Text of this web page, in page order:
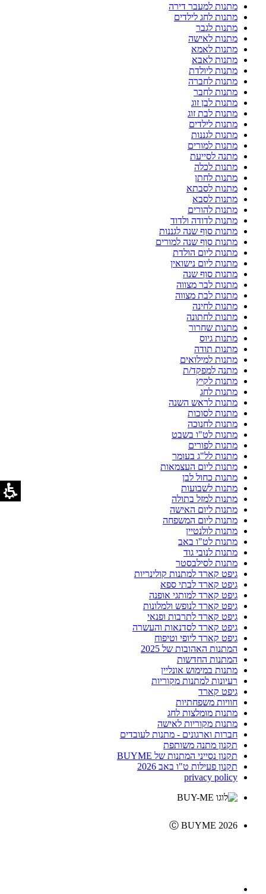
מתנות למעבר דירה
מתנות לחג לילדים
מתנות לגבר
מתנות לאישה
מתנות לאמא
מתנות לאבא
מתנות ליולדת
מתנות לחברה
מתנות לחבר
מתנות לבן זוג
מתנות לבת זוג
מתנות לילדים
מתנות לגננות
מתנות למורים
מתנה לסייעת
מתנות לכלה
מתנות לחתן
מתנות לסבתא
מתנות לסבא
מתנות להורים
מתנות לדודה ולדוד
מתנות סוף שנה לגננות
מתנות סוף שנה למורים
מתנות ליום הולדת
מתנות ליום נישואין
מתנות סוף שנה
מתנות לבר מצווה
מתנות לבת מצווה
מתנות לחינה
מתנות לחתונה
מתנות שחרור
מתנות גיוס
מתנות תודה
מתנות למילואים
מתנה למפקד/ת
מתנות לקיץ
מתנות לחג
מתנות לראש השנה
מתנות לסוכות
מתנות לחנוכה
מתנות לט"ו בשבט
מתנות לפורים
מתנות לל"ג בעומר
מתנות ליום העצמאות
מתנות כחול לבן
מתנות לשבועות
מתנות למזל בתולה
מתנות ליום האישה
מתנות ליום המשפחה
מתנות לולנטיין
מתנות לט"ו באב
מתנות לנובי גוד
מתנות לסילבסטר
גיפט קארד למתנות קולינריות
גיפט קארד לבתי ספא
גיפט קארד למותגי אופנה
גיפט קארד לנופש ולמלונות
גיפט קארד לתרבות ופנאי
גיפט קארד לסדנאות והעשרה
גיפט קארד ליופי וטיפוח
המתנות האהובות של 2025
המתנות החדשות
מתנות במימוש אונליין
רעיונות למתנות מקוריות
גיפט קארד
חוויות משפחתיות
מתנות מומלצות לחג
מתנות מקוריות לאישה
חברות וארגונים - מתנות לעובדים
תקנון מתנה משותפת
תקנון נסייני המתנות של BUYME
תקנון פעילות ט"ו באב 2026
privacy policy
Ⓒ BUYME 2026